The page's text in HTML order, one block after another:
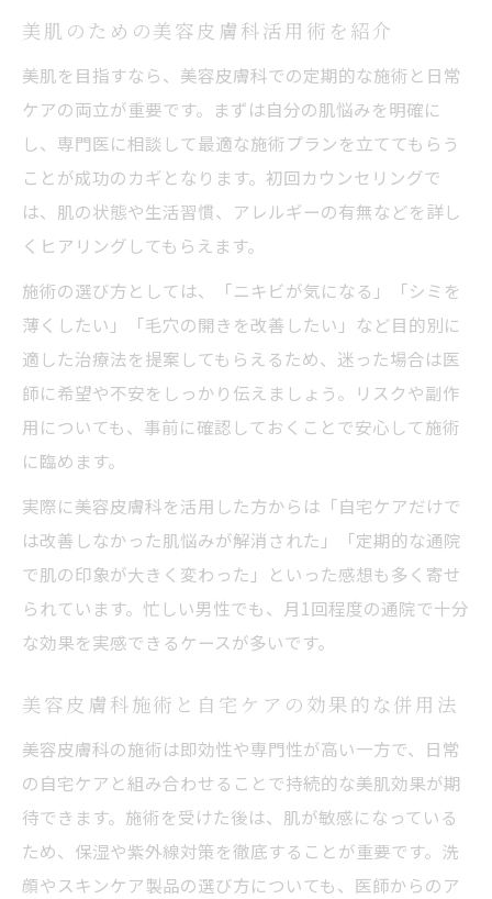
美肌のための美容皮膚科活用術を紹介
美肌を目指すなら、美容皮膚科での定期的な施術と日常
ケアの両立が重要です。まずは自分の肌悩みを明確に
し、専門医に相談して最適な施術プランを立ててもらう
ことが成功のカギとなります。初回カウンセリングで
は、肌の状態や生活習慣、アレルギーの有無などを詳し
くヒアリングしてもらえます。
施術の選び方としては、「ニキビが気になる」「シミを
薄くしたい」「毛穴の開きを改善したい」など目的別に
適した治療法を提案してもらえるため、迷った場合は医
師に希望や不安をしっかり伝えましょう。リスクや副作
用についても、事前に確認しておくことで安心して施術
に臨めます。
実際に美容皮膚科を活用した方からは「自宅ケアだけで
は改善しなかった肌悩みが解消された」「定期的な通院
で肌の印象が大きく変わった」といった感想も多く寄せ
られています。忙しい男性でも、月1回程度の通院で十分
な効果を実感できるケースが多いです。
美容皮膚科施術と自宅ケアの効果的な併用法
美容皮膚科の施術は即効性や専門性が高い一方で、日常
の自宅ケアと組み合わせることで持続的な美肌効果が期
待できます。施術を受けた後は、肌が敏感になっている
ため、保湿や紫外線対策を徹底することが重要です。洗
顔やスキンケア製品の選び方についても、医師からのア